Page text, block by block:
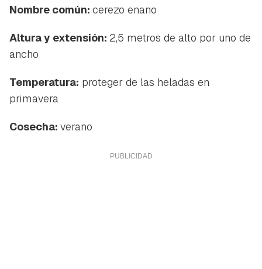
Nombre común: cerezo enano
Altura y extensión: 2,5 metros de alto por uno de
ancho
Temperatura: proteger de las heladas en
primavera
Cosecha: verano